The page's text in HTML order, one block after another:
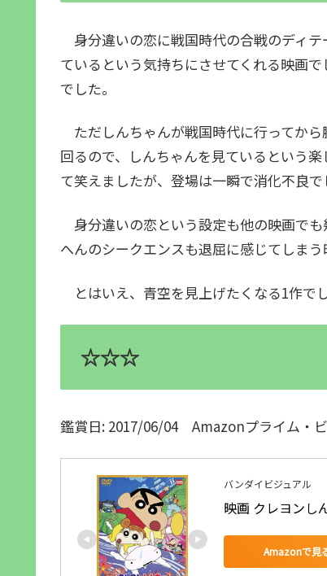
身分違いの恋に戦国時代の合戦のディ
ているという気持ちにさせてくれる映画
でした。
ただしんちゃんが戦国時代に行ってか
回るので、しんちゃんを見ているという
て笑えましたが、登場は一瞬で消化不良で
身分違いの恋という設定も他の映画で
へんのシークエンスも退屈に感じてしまう
とはいえ、青空を見上げたくなる1作でし
☆☆☆
鑑賞日: 2017/06/04 Amazonプライム・
バンダイビジュアル
映画 クレヨンし
Amazonで見